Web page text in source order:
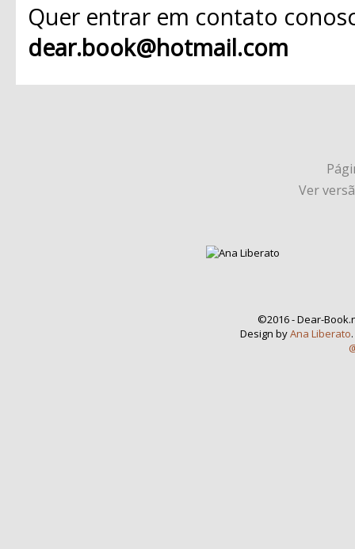
Quer entrar em contato
dear.book@hotmail.com
Ver
©2016 - Dear-
Design byAna Liberato